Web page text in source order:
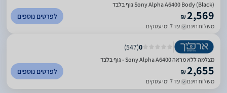
Sony Alpha A6400 Body (Black) גוף בלבד
₪2,569
משלוח חינם עד 7 ימי עסקים
לפרטים נוספים
0
(
547
)
מצלמה ללא מראה Sony Alpha A6400 - גוף בלבד
₪2,655
משלוח חינם עד 7 ימי עסקים
לפרטים נוספים